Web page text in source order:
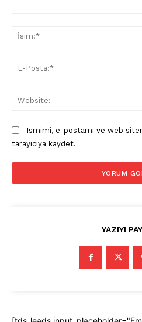
Ismimi, e-postamı ve web
tarayıcıya kaydet.
YAZIYI